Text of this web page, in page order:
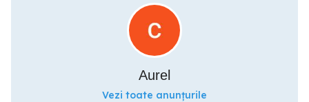
Aurel
Vezi toate anunțurile